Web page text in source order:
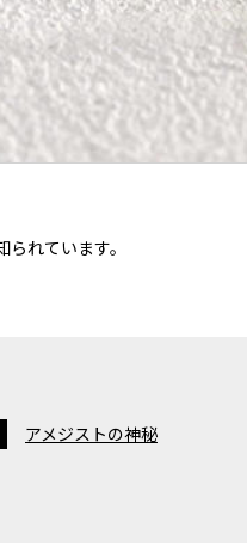
れています。
アメジストの神秘